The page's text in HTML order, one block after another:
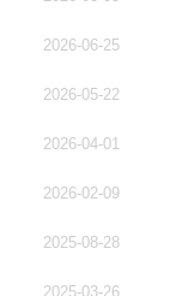
2026-06-25
2026-05-22
2026-04-01
2026-02-09
2025-08-28
2025-03-26